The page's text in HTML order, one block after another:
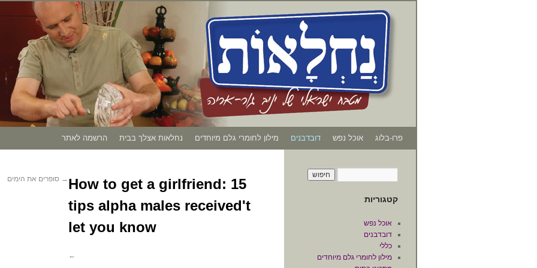
פרו-בלוג אוכל נפש דובדבנים מילון לחומרי גלם מיוחדים נחלאות אצלך בבית הרשמה לאתר
→ סופרים את הימים
How to get a girlfriend: 15
tips alpha males received't
let you know
←
קטגוריות
אוכל נפש
דובדבנים
כללי
מילון לחומרי גלם מיוחדים